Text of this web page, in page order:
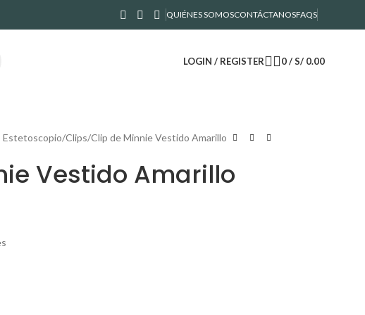
QUIÉNES SOMOSCONTÁCTANOSFAQS
LOGIN / REGISTER 0/ S/0.00
Estetoscopio Clips Clip de Minnie Vestido Amarillo
Vestido Amarillo